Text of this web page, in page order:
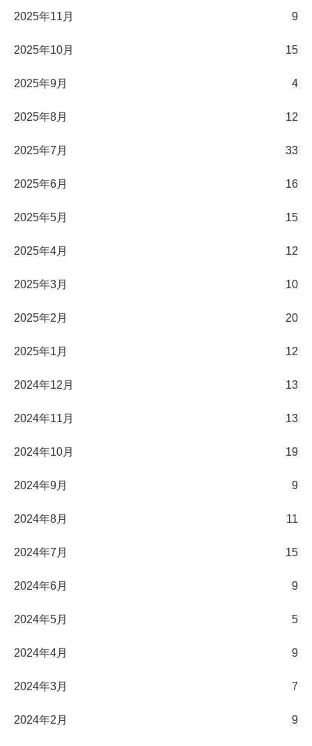
2025年11月 9
2025年10月 15
2025年9月 4
2025年8月 12
2025年7月 33
2025年6月 16
2025年5月 15
2025年4月 12
2025年3月 10
2025年2月 20
2025年1月 12
2024年12月 13
2024年11月 13
2024年10月 19
2024年9月 9
2024年8月 11
2024年7月 15
2024年6月 9
2024年5月 5
2024年4月 9
2024年3月 7
2024年2月 9